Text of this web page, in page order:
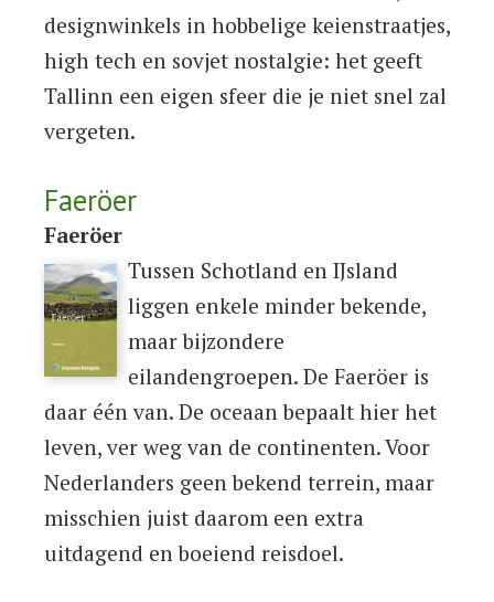
designwinkels in hobbelige keienstraatjes,
high tech en sovjet nostalgie: het geeft
Tallinn een eigen sfeer die je niet snel zal
vergeten.
Faeröer
Faeröer
Tussen Schotland en IJsland
liggen enkele minder bekende,
maar bijzondere
eilandengroepen. De Faeröer is
daar één van. De oceaan bepaalt hier het
leven, ver weg van de continenten. Voor
Nederlanders geen bekend terrein, maar
misschien juist daarom een extra
uitdagend en boeiend reisdoel.